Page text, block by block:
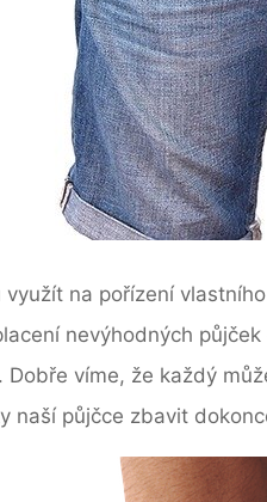
na pořízení
nevýhodných
Dobře víme, že každý
naší půjčce zbavit